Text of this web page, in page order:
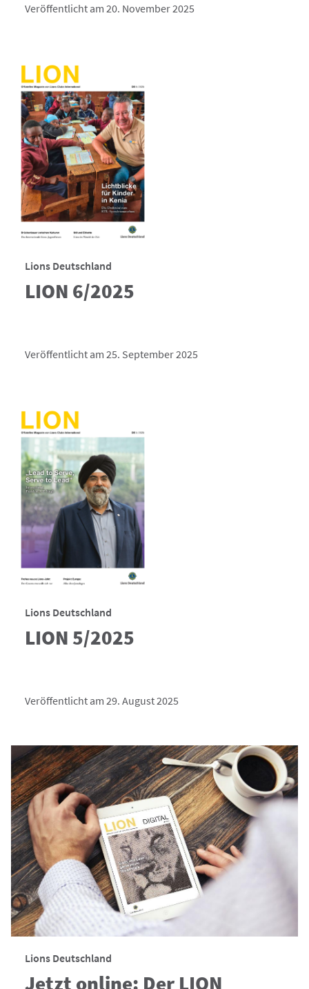
Veröffentlicht am 20. November 2025
Lions Deutschland
LION 6/2025
Veröffentlicht am 25. September 2025
Lions Deutschland
LION 5/2025
Veröffentlicht am 29. August 2025
Lions Deutschland
Jetzt online: Der LION